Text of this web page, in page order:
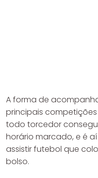
A forma de
principais
todo torcedor
horário marcado, e é
assistir futebol que
bolso.